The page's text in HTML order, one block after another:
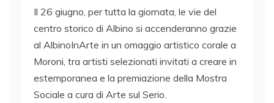
Il 26 giugno, per tutta la giornata, le vie del
centro storico di Albino si accenderanno grazie
al AlbinoInArte in un omaggio artistico corale a
Moroni, tra artisti selezionati invitati a creare in
estemporanea e la premiazione della Mostra
Sociale a cura di Arte sul Serio.